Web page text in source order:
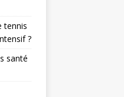
tennis
?
santé